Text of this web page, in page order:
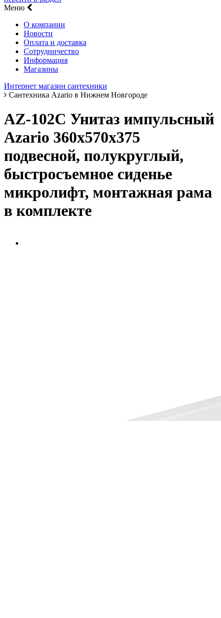
Меню
О компании
Новости
Оплата и доставка
Сотрудничество
Информация
Магазины
Интернет магазин сантехники
Сантехника Azario в Нижнем Новгороде
AZ-102C Унитаз импульсный
Azario 360х570х375
подвесной, полукруглый,
быстросъемное сиденье
микролифт, монтажная рама
в комплекте